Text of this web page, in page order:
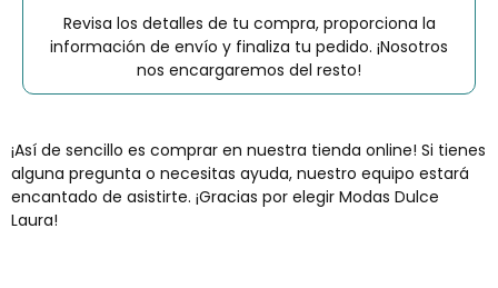
Revisa los detalles de tu compra, proporciona la
información de envío y finaliza tu pedido. ¡Nosotros
nos encargaremos del resto!
¡Así de sencillo es comprar en nuestra tienda online! Si tienes
alguna pregunta o necesitas ayuda, nuestro equipo estará
encantado de asistirte. ¡Gracias por elegir Modas Dulce
Laura!